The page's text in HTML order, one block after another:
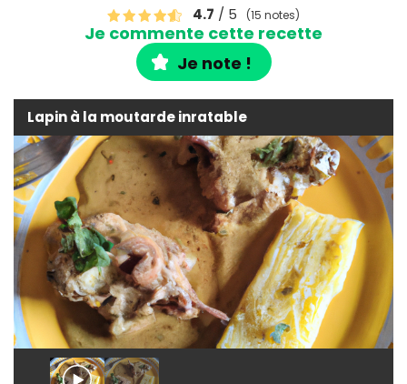
4.7 / 5 (15 notes)
Je commente cette recette
Je note !
Lapin à la moutarde inratable